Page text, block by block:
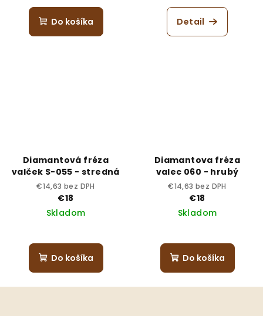
Do košíka Detail
Diamantová fréza
valček S-055 - stredná
€14,63 bez DPH
€18
Skladom
Do košíka
Diamantova fréza
valec 060 - hrubý
€14,63 bez DPH
€18
Skladom
Do košíka